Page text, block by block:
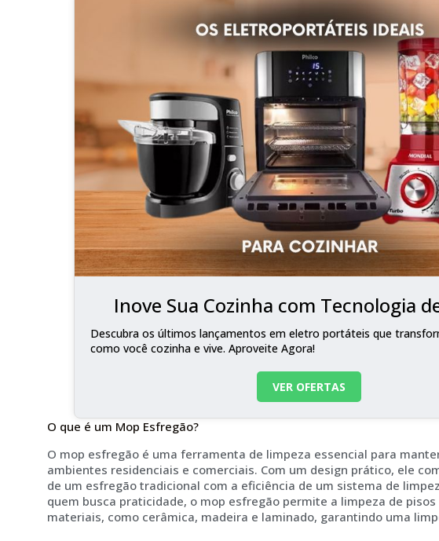
Inove Sua Cozinha com Tecnologia
Descubra os últimos lançamentos em eletro portáteis que
como você cozinha e vive. Aproveite Agora!
VER OFERTAS
O que é um Mop Esfregão?
O mop esfregão é uma ferramenta de limpeza essencial para
ambientes residenciais e comerciais. Com um design prático, ele
de um esfregão tradicional com a eficiência de um sistema de
quem busca praticidade, o mop esfregão permite a limpeza de
materiais, como cerâmica, madeira e laminado, garantindo uma